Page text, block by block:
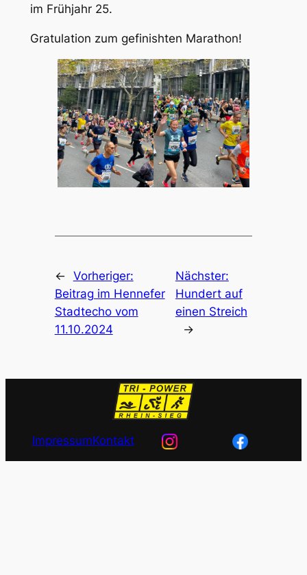
im Frühjahr 25.
Gratulation zum gefinishten Marathon!
← Vorheriger:
Beitrag im Hennefer
Stadtecho vom
11.10.2024
Nächster:
Hundert auf
einen Streich
→
ImpressumKontakt